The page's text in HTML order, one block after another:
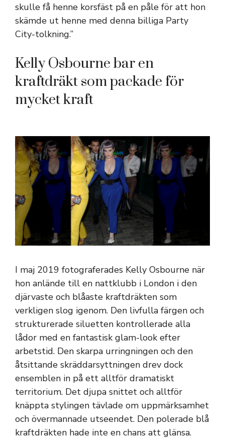
skulle få henne korsfäst på en påle för att hon
skämde ut henne med denna billiga Party
City-tolkning.”
Kelly Osbourne bar en
kraftdräkt som packade för
mycket kraft
I maj 2019 fotograferades Kelly Osbourne när
hon anlände till en nattklubb i London i den
djärvaste och blåaste kraftdräkten som
verkligen slog igenom. Den livfulla färgen och
strukturerade siluetten kontrollerade alla
lådor med en fantastisk glam-look efter
arbetstid. Den skarpa urringningen och den
åtsittande skräddarsyttningen drev dock
ensemblen in på ett alltför dramatiskt
territorium. Det djupa snittet och alltför
knäppta stylingen tävlade om uppmärksamhet
och övermannade utseendet. Den polerade blå
kraftdräkten hade inte en chans att glänsa.